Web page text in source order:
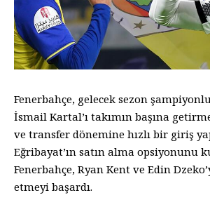
Fenerbahçe, gelecek sezon
İsmail Kartal’ı takımın başına
ve transfer dönemine hızlı bir giriş
Eğribayat’ın satın alma opsiyonunu
Fenerbahçe, Ryan Kent ve Edin
etmeyi başardı.